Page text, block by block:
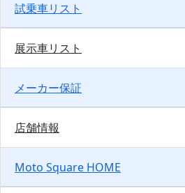
試乗車リスト
展示車リスト
メーカー保証
店舗情報
Moto Square HOME
☆ イベント
せ ☆
2025/07/31
モトスクエア名古屋
Summer
開催中！！